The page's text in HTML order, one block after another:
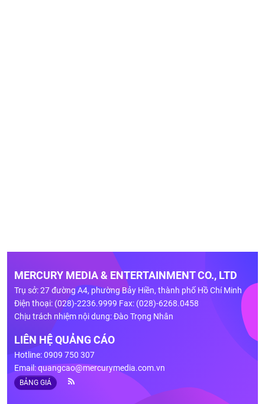
MERCURY MEDIA & ENTERTAINMENT CO., LTD
Trụ sở: 27 đường A4, phường Bảy Hiền, thành phố Hồ Chí Minh
Điện thoại: (028)-2236.9999 Fax: (028)-6268.0458
Chịu trách nhiệm nội dung: Đào Trọng Nhân
LIÊN HỆ QUẢNG CÁO
Hotline: 0909 750 307
Email:quangcao@mercurymedia.com.vn
BẢNG GIÁ